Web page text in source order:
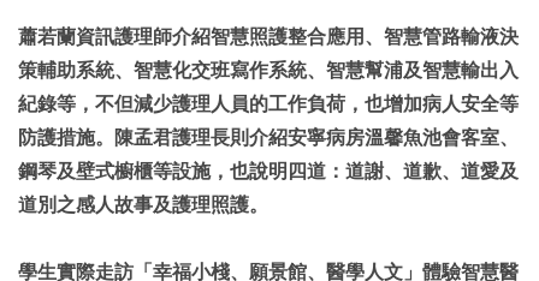
蕭若蘭資訊護理師介紹智慧照護整合應用、智慧管路輸液決
策輔助系統、智慧化交班寫作系統、智慧幫浦及智慧輸出入
紀錄等，不但減少護理人員的工作負荷，也增加病人安全等
防護措施。陳孟君護理長則介紹安寧病房溫馨魚池會客室、
鋼琴及壁式櫥櫃等設施，也說明四道：道謝、道歉、道愛及
道別之感人故事及護理照護。
學生實際走訪「幸福小棧、願景館、醫學人文」體驗智慧醫